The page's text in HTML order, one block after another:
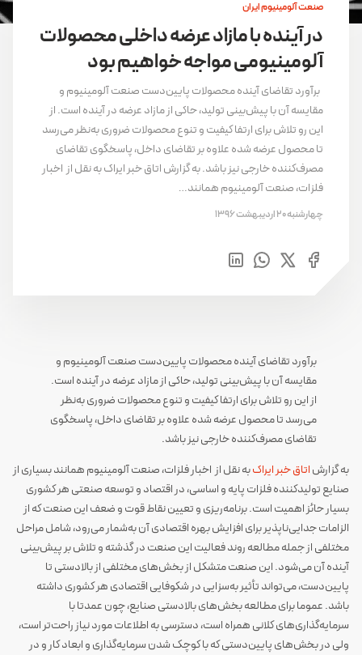
صنعت آلومینیوم ایران
در آینده با مازاد عرضه داخلی محصولات
آلومینیومی مواجه خواهیم بود
برآورد تقاضای آینده محصولات پایین‌دست صنعت آلومینیوم و
مقایسه آن با پیش‌بینی تولید، حاکی از مازاد عرضه در آینده است. از
این رو تلاش برای ارتفا کیفیت و تنوع محصولات ضروری به‌نظر می‌رسد
تا محصول عرضه شده علاوه بر تقاضای داخل، پاسخگوی تقاضای
مصرف‌کننده خارجی نیز باشد. به گزارش اتاق خبر ایراک به نقل از اخبار
فلزات، صنعت آلومینیوم همانند…
چهارشنبه 20 اردیبهشت 1396
برآورد تقاضای آینده محصولات پایین‌دست صنعت آلومینیوم و
مقایسه آن با پیش‌بینی تولید، حاکی از مازاد عرضه در آینده است.
از این رو تلاش برای ارتفا کیفیت و تنوع محصولات ضروری به‌نظر
می‌رسد تا محصول عرضه شده علاوه بر تقاضای داخل، پاسخگوی
تقاضای مصرف‌کننده خارجی نیز باشد.
به گزارشاتاق خبر ایراکبه نقل از اخبار فلزات، صنعت آلومینیوم همانند بسیاری از
صنایع تولیدکننده فلزات پایه و اساسی، در اقتصاد و توسعه صنعتی هر کشوری
بسیار حائز اهمیت است. برنامه‌ریزی و تعیین نقاط قوت و ضعف این صنعت که از
الزامات جدایی‌ناپذیر برای افزایش بهره اقتصادی آن به‌شمار می‌رود، شامل مراحل
مختلفی از جمله مطالعه روند فعالیت این صنعت در گذشته و تلاش بر پیش‌بینی
آینده آن می‌شود. این صنعت متشکل از بخش‌های مختلفی از بالادستی تا
پایین‌دست، می‌تواند تأثیر به‌سزایی در شکوفایی اقتصادی هر کشوری داشته
باشد. عموما برای مطالعه بخش‌های بالادستی صنایع، چون عمدتا با
سرمایه‌گذاری‌های کلانی همراه است، دسترسی به اطلاعات مورد نیاز راحت‌تر است،
ولی در بخش‌های پایین‌دستی که با کوچک شدن سرمایه‌گذاری و ابعاد کار و در